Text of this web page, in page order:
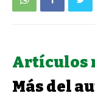
Artículos
Más del